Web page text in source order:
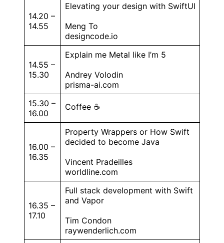
14.20 –
14.55
Elevating your design with SwiftUI
Meng To
designcode.io
14.55 –
15.30
Explain me Metal like I’m 5
Andrey Volodin
prisma-ai.com
15.30 –
16.00
Coffee ☕️
16.00 –
16.35
Property Wrappers or How Swift
decided to become Java
Vincent Pradeilles
worldline.com
16.35 –
17.10
Full stack development with Swift
and Vapor
Tim Condon
raywenderlich.com